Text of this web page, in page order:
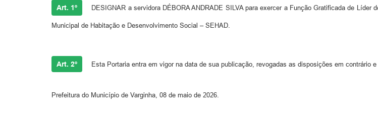
Art. 1º DESIGNAR a servidora DÉBORA ANDRADE SILVA para exercer a Função Gratificada de
Municipal de Habitação e Desenvolvimento Social – SEHAD.
Art. 2º Esta Portaria entra em vigor na data de sua publicação, revogadas as disposições em contrário
Prefeitura do Município de Varginha, 08 de maio de 2026.